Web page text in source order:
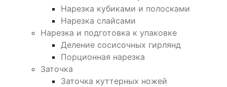
Нарезка кубиками и полосками
Нарезка слайсами
Нарезка и подготовка к упаковке
Деление сосисочных гирлянд
Порционная нарезка
Заточка
Заточка куттерных ножей